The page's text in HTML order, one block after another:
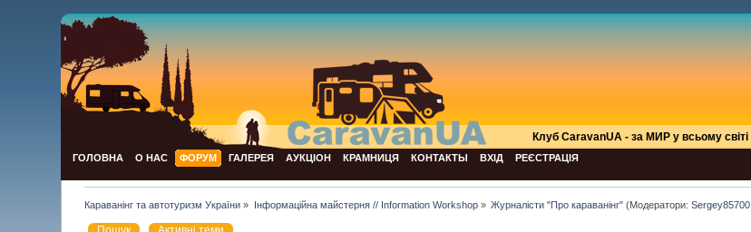
Клуб СaravanUA - за МИР у всьому світі
ГОЛОВНА О НАС ФОРУМ ГАЛЕРЕЯ АУКЦІОН КРАМНИЦЯ КОНТАКТЫ ВХІД РЕЄСТРАЦІЯ
Караванінг та автотуризм України » Інформаційна майстерня // Information Workshop» Журналісти "Про караванінг" (Модератори:Sergey85700